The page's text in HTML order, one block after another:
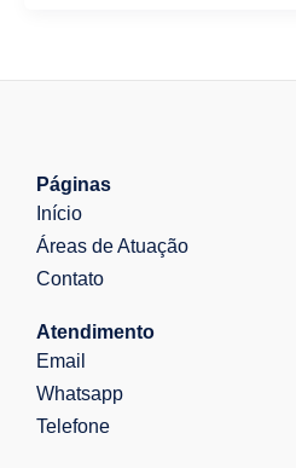
Páginas
Início
Áreas de Atuação
Contato
Atendimento
Email
Whatsapp
Telefone